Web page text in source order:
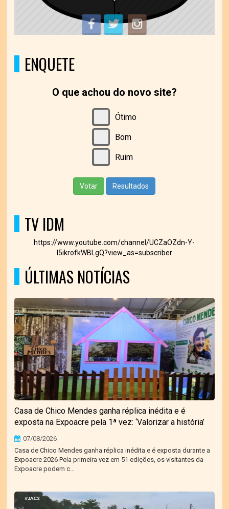
ENQUETE
O que achou do novo site?
Ótimo
Bom
Ruim
Votar Resultados
TV IDM
https://www.youtube.com/channel/UCZaOZdn-Y-
I5ikrofkWBLgQ?view_as=subscriber
ÚLTIMAS NOTÍCIAS
Casa de Chico Mendes ganha réplica inédita e é
exposta na Expoacre pela 1ª vez: ‘Valorizar a história’
07/08/2026
Casa de Chico Mendes ganha réplica inédita e é exposta durante a
Expoacre 2026 Pela primeira vez em 51 edições, os visitantes da
Expoacre podem c...